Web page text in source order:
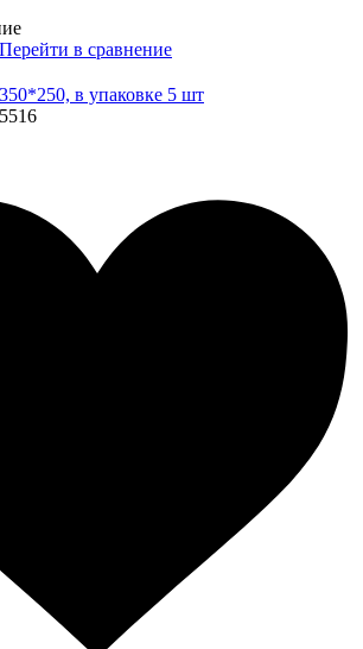
Перейти в сравнение
в упаковке 5 шт